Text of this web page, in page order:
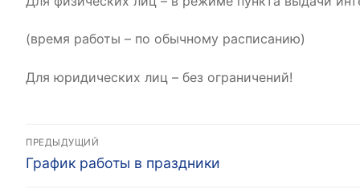
(время работы – по обычному расписанию)
Для юридических лиц – без ограничений!
Навигация
по
ПРЕДЫДУЩИЙ
Предыдущая
График работы в праздники